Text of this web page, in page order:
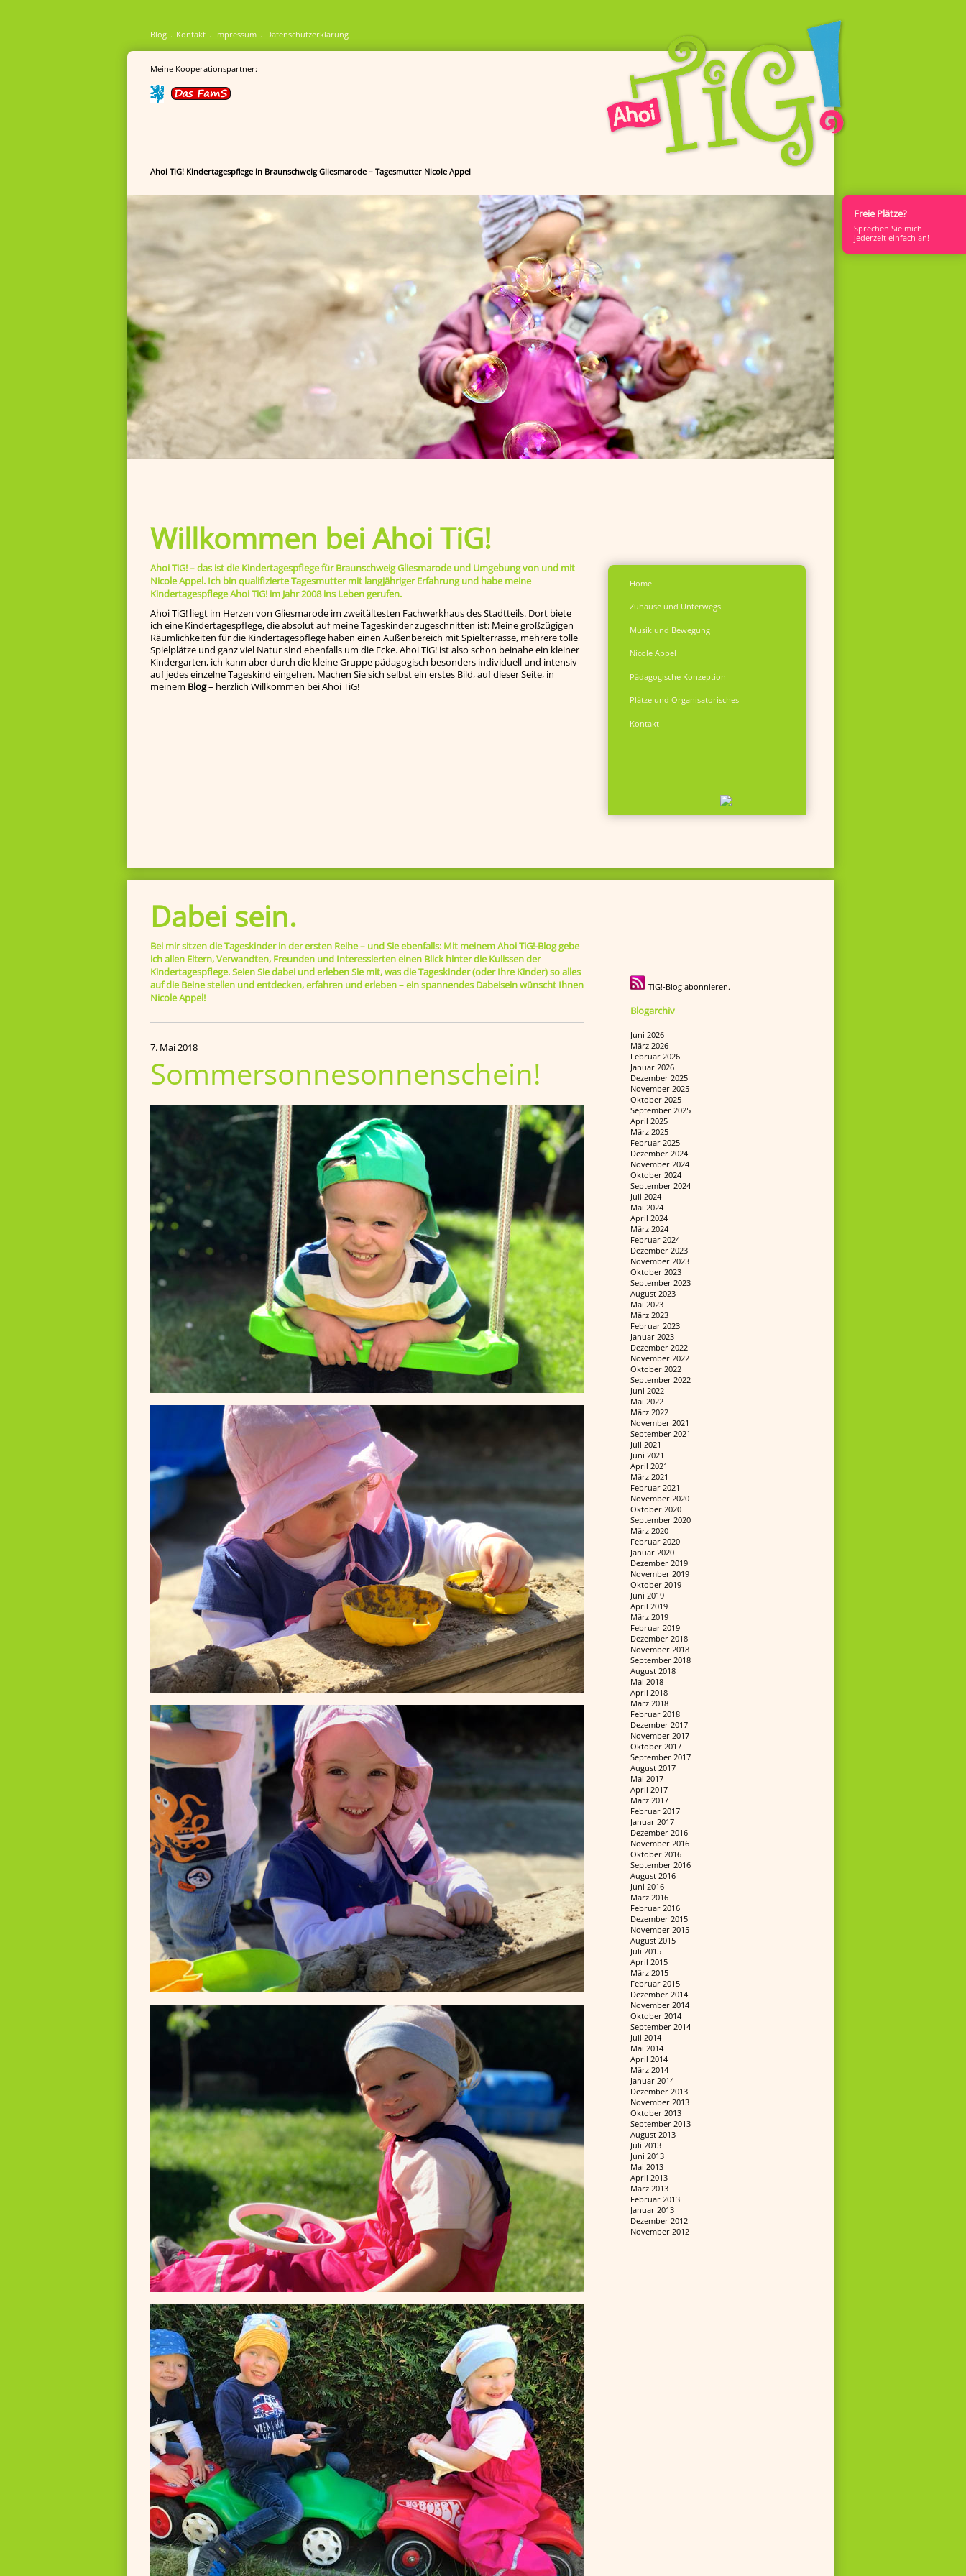
Freie Plätze?
Sprech­en Sie mich
jederzeit einfach an!
Blog Kontakt Impressum Datenschutzerklärung
Meine Kooperationspartner:
Ahoi TiG! Kindertagespflege in Braunschweig Gliesmarode – Tagesmutter Nicole Appel
Willkommen bei Ahoi TiG!
Ahoi TiG! – das ist die Kindertagespflege für Braunschweig Gliesmarode und Umgebung von und mit
Nicole Appel. Ich bin qualifizierte Tagesmutter mit langjähriger Erfahrung und habe meine
Kindertagespflege Ahoi TiG! im Jahr 2008 ins Leben gerufen.
Ahoi TiG! liegt im Herzen von Gliesmarode im zweitältesten Fachwerkhaus des Stadtteils. Dort biete
ich eine Kindertagespflege, die absolut auf meine Tageskinder zugeschnitten ist: Meine großzügigen
Räumlichkeiten für die Kindertagespflege haben einen Außenbereich mit Spielterrasse, mehrere tolle
Spielplätze und ganz viel Natur sind ebenfalls um die Ecke. Ahoi TiG! ist also schon beinahe ein kleiner
Kindergarten, ich kann aber durch die kleine Gruppe pädagogisch besonders individuell und intensiv
auf jedes einzelne Tageskind ein­gehen. Machen Sie sich selbst ein erstes Bild, auf dieser Seite, in
meinem Blog– herzlich Willkommen bei Ahoi TiG!
Home
Zuhause und Unterwegs
Musik und Bewegung
Nicole Appel
Pädagogische Konzeption
Plätze und Organisatorisches
Kontakt
TiG!-Blog abonnieren.
Blogarchiv
Juni 2026
März 2026
Februar 2026
Januar 2026
Dezember 2025
November 2025
Oktober 2025
September 2025
April 2025
März 2025
Februar 2025
Dezember 2024
November 2024
Oktober 2024
September 2024
Juli 2024
Mai 2024
April 2024
März 2024
Februar 2024
Dezember 2023
November 2023
Oktober 2023
September 2023
August 2023
Mai 2023
März 2023
Februar 2023
Januar 2023
Dezember 2022
November 2022
Oktober 2022
September 2022
Juni 2022
Mai 2022
März 2022
November 2021
September 2021
Juli 2021
Juni 2021
April 2021
März 2021
Februar 2021
November 2020
Oktober 2020
September 2020
März 2020
Februar 2020
Januar 2020
Dezember 2019
November 2019
Oktober 2019
Juni 2019
April 2019
März 2019
Februar 2019
Dezember 2018
November 2018
September 2018
August 2018
Mai 2018
April 2018
März 2018
Februar 2018
Dezember 2017
November 2017
Oktober 2017
September 2017
August 2017
Mai 2017
April 2017
März 2017
Februar 2017
Januar 2017
Dezember 2016
November 2016
Oktober 2016
September 2016
August 2016
Juni 2016
März 2016
Februar 2016
Dezember 2015
November 2015
August 2015
Juli 2015
April 2015
März 2015
Februar 2015
Dezember 2014
November 2014
Oktober 2014
September 2014
Juli 2014
Mai 2014
April 2014
März 2014
Januar 2014
Dezember 2013
November 2013
Oktober 2013
September 2013
August 2013
Juli 2013
Juni 2013
Mai 2013
April 2013
März 2013
Februar 2013
Januar 2013
Dezember 2012
November 2012
Dabei sein.
Bei mir sitzen die Tageskinder in der ersten Reihe – und Sie ebenfalls: Mit meinem Ahoi TiG!-Blog gebe
ich allen Eltern, Verwandten, Freunden und Interessierten einen Blick hinter die Kulissen der
Kindertagespflege. Seien Sie dabei und erleben Sie mit, was die Tageskinder (oder Ihre Kinder) so alles
auf die Beine stellen und entdecken, erfahren und erleben – ein spannendes Dabeisein wünscht Ihnen
Nicole Appel!
7. Mai 2018
Sommersonnesonnenschein!